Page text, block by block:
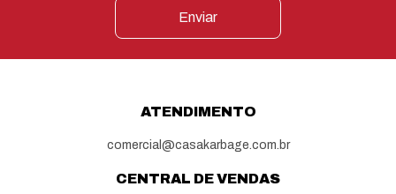
Enviar
ATENDIMENTO
comercial@casakarbage.com.br
CENTRAL DE VENDAS